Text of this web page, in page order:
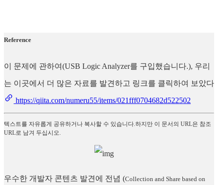
Reference
이 문제에 관하여(USB Logic Analyzer를 구입했습니다.), 우리
는 이곳에서 더 많은 자료를 발견하고 링크를 클릭하여 보았다
https://qiita.com/numeru55/items/021fff0704682d522502
텍스트를 자유롭게 공유하거나 복사할 수 있습니다.하지만 이 문서의 URL은 참조
URL로 남겨 두십시오.
우수한 개발자 콘텐츠 발견에 전념 (Collection and Share based on